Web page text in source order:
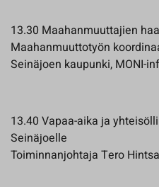
13.30 Maahanmuuttajien
Maahanmuuttotyön
Seinäjoen kaupunki, MONI-
13.40 Vapaa-aika ja
Seinäjoelle
Toiminnanjohtaja Tero